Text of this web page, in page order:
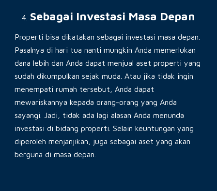
Sebagai Investasi Masa Depan
Properti bisa dikatakan sebagai investasi masa depan.
Pasalnya di hari tua nanti mungkin Anda memerlukan
dana lebih dan Anda dapat menjual aset properti yang
sudah dikumpulkan sejak muda. Atau jika tidak ingin
menempati rumah tersebut, Anda dapat
mewariskannya kepada orang-orang yang Anda
sayangi. Jadi, tidak ada lagi alasan Anda menunda
investasi di bidang properti. Selain keuntungan yang
diperoleh menjanjikan, juga sebagai aset yang akan
berguna di masa depan.